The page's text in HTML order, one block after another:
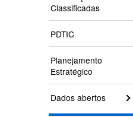
Classificadas
PDTIC
Planejamento
Estratégico
Dados abertos